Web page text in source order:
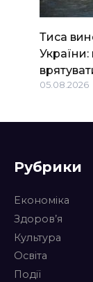
Тиса
05.08.2026
Рубрики
Економіка
Здоров’я
Культура
Освіта
Події